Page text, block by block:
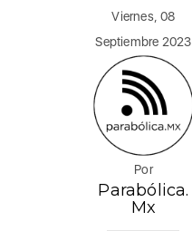
Viernes, 08
Septiembre 2023
Por
Parabólica.
Mx